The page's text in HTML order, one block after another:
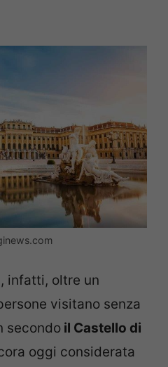
infatti, oltre un
visitano senza
secondo il Castello di
oggi considerata